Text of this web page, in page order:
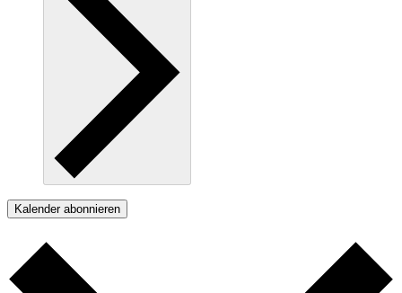
Kalender abonnieren